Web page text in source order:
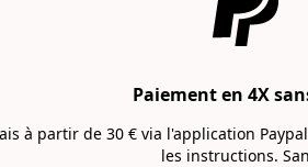
Paiement en 4X
à partir de 30 € via l'application
les instructions.